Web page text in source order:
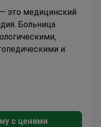
это медицинский
Больница
и
лаборатории.
с ценами